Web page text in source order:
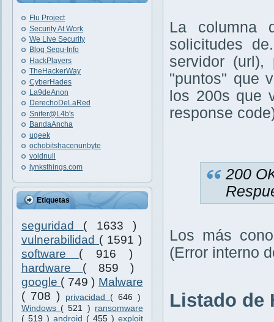
Flu Project
Security At Work
We Live Security
Blog Segu-Info
HackPlayers
TheHackerWay
CyberHades
La9deAnon
DerechoDeLaRed
Snifer@L4b's
BandaAncha
ugeek
ochobitshacenunbyte
voidnull
lynksthings.com
Etiquetas
seguridad ( 1633 )
vulnerabilidad ( 1591 )
software ( 916 )
hardware ( 859 )
google ( 749 ) Malware
( 708 )
privacidad ( 646 )
Windows ( 521 ) ransomware
( 519 ) android ( 455 ) exploit
La columna
solicitudes
servidor
"puntos" que
los 200s que
response
200
Los más
(Error interno
Listado de